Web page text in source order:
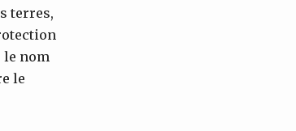
terres,
le nom
le